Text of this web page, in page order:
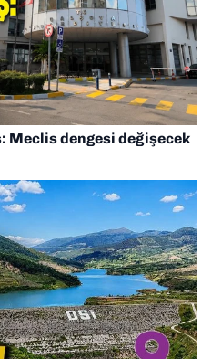
Meclis dengesi değişecek